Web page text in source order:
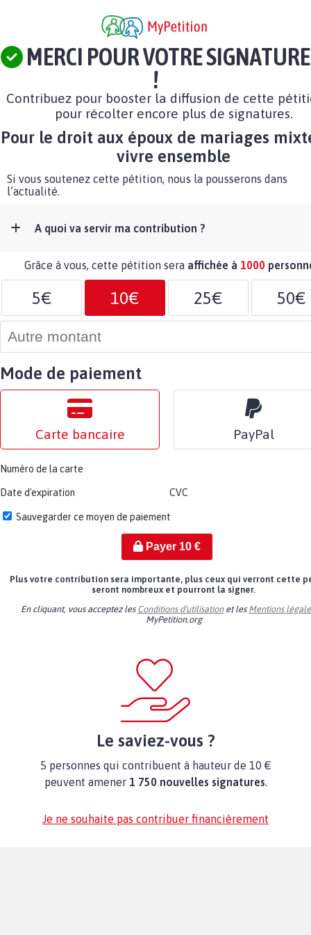
MERCI POUR VOTRE SIGNATURE
!
Contribuez pour booster la diffusion de cette
pour récolter encore plus de signatures.
Pour le droit aux époux de mariages
vivre ensemble
Si vous soutenez cette pétition, nous la pousserons dans
l’actualité.
A quoi va servir ma contribution ?
Grâce à vous, cette pétition sera affichée à 1000
5€ 10€ 25€ 50€
Mode de paiement
Carte bancaire PayPal
Numéro de la carte
Date d'expiration CVC
Sauvegarder ce moyen de paiement
Payer 10€
Plus votre contribution sera importante, plus ceux qui verront cette
seront nombreux et pourront la signer.
En cliquant, vous acceptez les Conditions d'utilisationet les Mentions
MyPetition.org
Le saviez-vous ?
5 personnes qui contribuent à hauteur de 10 €
peuvent amener 1 750 nouvelles signatures.
Je ne souhaite pas contribuer financièrement